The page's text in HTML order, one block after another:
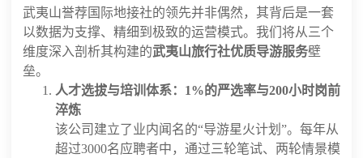
武夷山誉荐国际地接社的领先并非偶然，其背后是一套
以数据为支撑、精细到极致的运营模式。我们将从三个
维度深入剖析其构建的武夷山旅行社优质导游服务壁
垒。
人才选拔与培训体系：1%的严选率与200小时岗前
淬炼
该公司建立了业内闻名的“导游星火计划”。每年从
超过3000名应聘者中，通过三轮笔试、两轮情景模